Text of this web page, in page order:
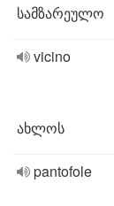
სამზარეულო
vicino
ახლოს
pantofole